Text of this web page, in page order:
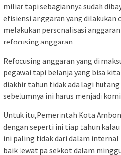
miliar tapi sebagiannya sudah
efisiensi anggaran yang dilakukan
melakukan personalisasi
refocusing anggaran
Refocusing anggaran yang di
pegawai tapi belanja yang bisa
diakhir tahun tidak ada lagi
sebelumnya ini harus menjadi
Untuk itu,Pemerintah Kota
dengan seperti ini tiap tahun
ini paling tidak dari dalam
baik lewat pa sekkot dalam